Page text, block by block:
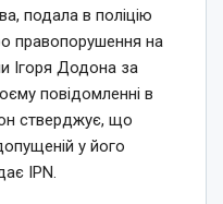
подала в поліцію
правопорушення на
Ігоря Додона за
повідомленні в
стверджує, що
у його
IPN.